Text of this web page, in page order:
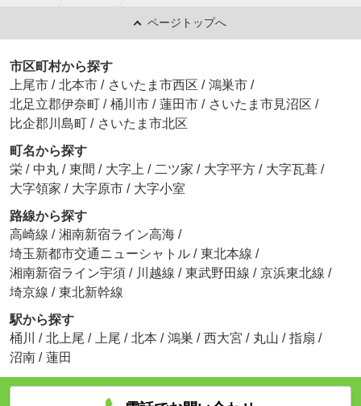
ページトップへ
市区町村から探す
上尾市 / 北本市 / さいたま市西区 / 鴻巣市 /
北足立郡伊奈町 / 桶川市 / 蓮田市 / さいたま市見沼区 /
比企郡川島町 / さいたま市北区
町名から探す
栄 / 中丸 / 東間 / 大字上 / 二ツ家 / 大字平方 / 大字瓦葺 /
大字領家 / 大字原市 / 大字小室
路線から探す
高崎線 / 湘南新宿ライン高海 /
埼玉新都市交通ニューシャトル / 東北本線 /
湘南新宿ライン宇須 / 川越線 / 東武野田線 / 京浜東北線 /
埼京線 / 東北新幹線
駅から探す
桶川
/ 北上尾 / 上尾 / 北本 / 鴻巣 / 西大宮 / 丸山 / 指扇 /
沼南 / 蓮田